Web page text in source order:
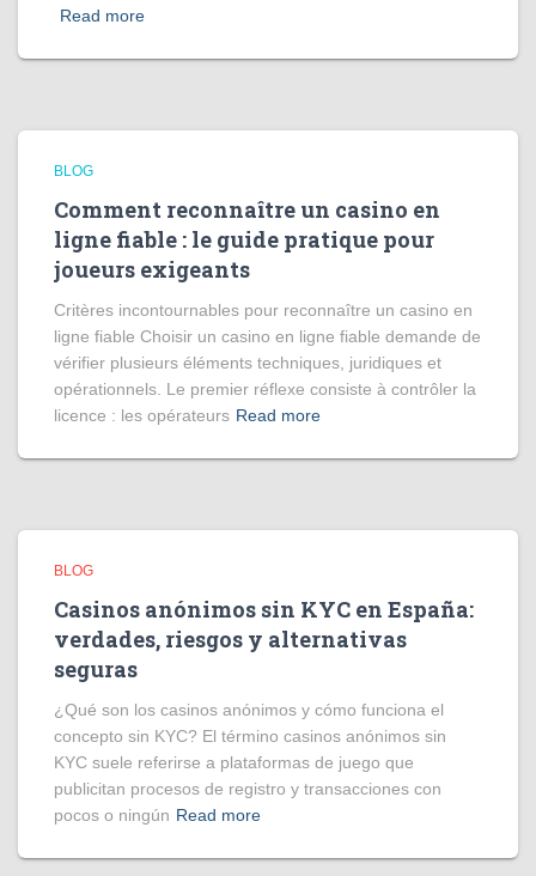
Read more
BLOG
Comment reconnaître un casino en
ligne fiable : le guide pratique pour
joueurs exigeants
Critères incontournables pour reconnaître un casino en
ligne fiable Choisir un casino en ligne fiable demande de
vérifier plusieurs éléments techniques, juridiques et
opérationnels. Le premier réflexe consiste à contrôler la
licence : les opérateurs Read more
BLOG
Casinos anónimos sin KYC en España:
verdades, riesgos y alternativas
seguras
¿Qué son los casinos anónimos y cómo funciona el
concepto sin KYC? El término casinos anónimos sin
KYC suele referirse a plataformas de juego que
publicitan procesos de registro y transacciones con
pocos o ningún Read more